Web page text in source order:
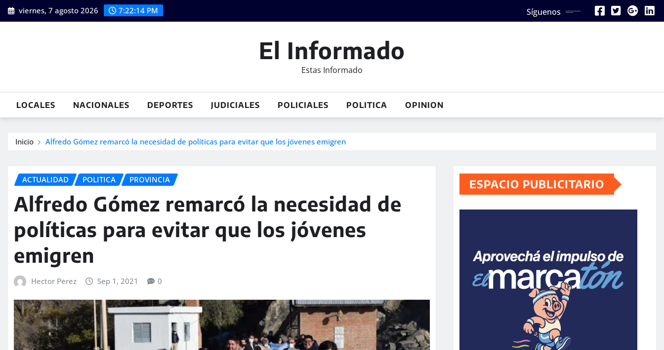
Saltar
al
viernes, 7 agosto 2026 7:22:15 PM Síguenos
El Informado
Estas Informado
LOCALES NACIONALES DEPORTES JUDICIALES POLICIALES POLITICA OPINION
Inicio Alfredo Gómez remarcó la necesidad de políticas para evitar que los jóvenes emigren
ACTUALIDAD POLITICA PROVINCIA
Alfredo Gómez remarcó la necesidad de
políticas para evitar que los jóvenes
emigren
Hector Perez Sep 1, 2021 0
ESPACIO PUBLICITARIO